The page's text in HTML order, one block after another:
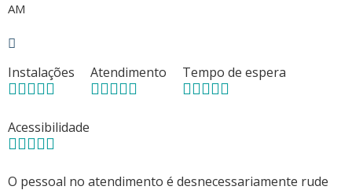
AM
Instalações Atendimento Tempo de espera
Acessibilidade
O pessoal no atendimento é desnecessariamente rude